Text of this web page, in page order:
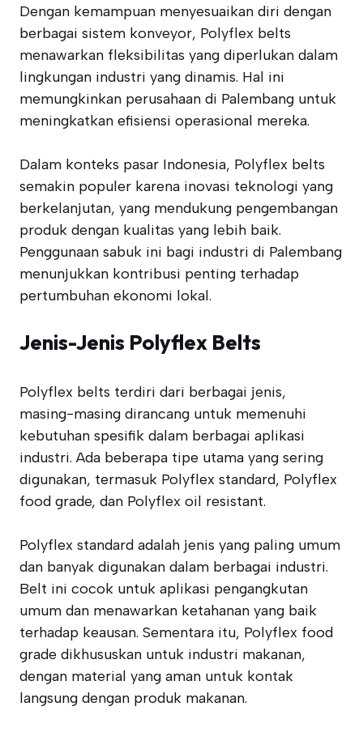
Dengan kemampuan menyesuaikan diri dengan
berbagai sistem konveyor, Polyflex belts
menawarkan fleksibilitas yang diperlukan dalam
lingkungan industri yang dinamis. Hal ini
memungkinkan perusahaan di Palembang untuk
meningkatkan efisiensi operasional mereka.
Dalam konteks pasar Indonesia, Polyflex belts
semakin populer karena inovasi teknologi yang
berkelanjutan, yang mendukung pengembangan
produk dengan kualitas yang lebih baik.
Penggunaan sabuk ini bagi industri di Palembang
menunjukkan kontribusi penting terhadap
pertumbuhan ekonomi lokal.
Jenis-Jenis Polyflex Belts
Polyflex belts terdiri dari berbagai jenis,
masing-masing dirancang untuk memenuhi
kebutuhan spesifik dalam berbagai aplikasi
industri. Ada beberapa tipe utama yang sering
digunakan, termasuk Polyflex standard, Polyflex
food grade, dan Polyflex oil resistant.
Polyflex standard adalah jenis yang paling umum
dan banyak digunakan dalam berbagai industri.
Belt ini cocok untuk aplikasi pengangkutan
umum dan menawarkan ketahanan yang baik
terhadap keausan. Sementara itu, Polyflex food
grade dikhususkan untuk industri makanan,
dengan material yang aman untuk kontak
langsung dengan produk makanan.